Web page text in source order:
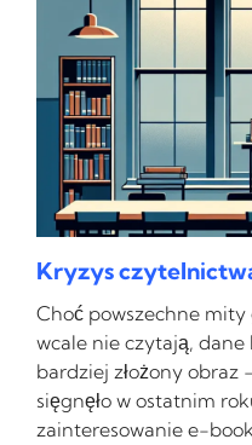
Kryzys
Choć powszechne mity
wcale nie czytają,
bardziej złożony obraz
sięgnęło w ostatnim
zainteresowanie e-